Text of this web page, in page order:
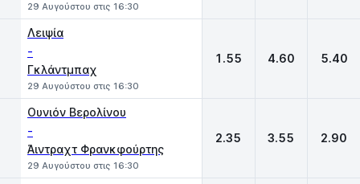
29 Αυγούστου στις 16:30
Λειψία
-
Γκλάντμπαχ
29 Αυγούστου στις 16:30
1.55 4.60 5.40
Ουνιόν Βερολίνου
-
Άιντραχτ Φρανκφούρτης
29 Αυγούστου στις 16:30
2.35 3.55 2.90